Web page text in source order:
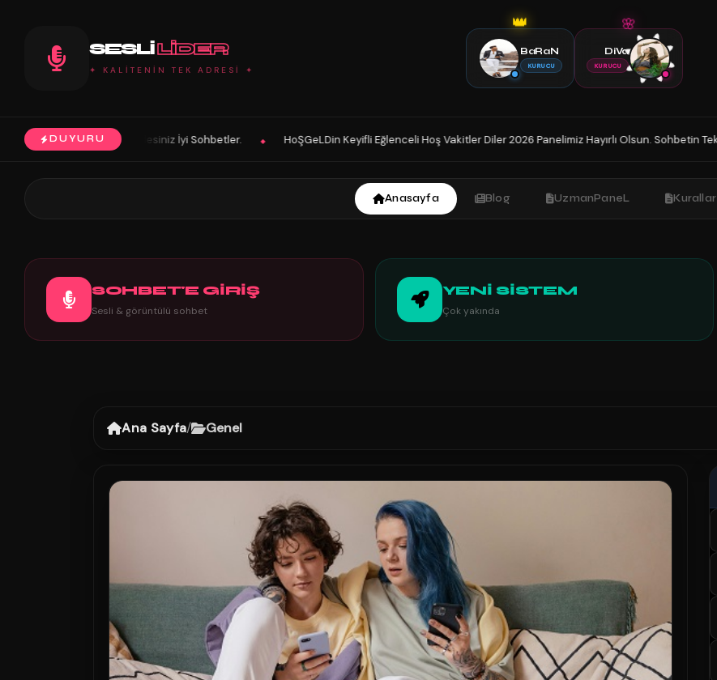
SESLILIDER
✦ KALİTENİN TEK ADRESİ ✦
👑
BaRaN
KURUCU
🌸
DiVa
KURUCU
DUYURU
İyi Sohbetler. ◆ HoŞGeLDin Keyifli Eğlenceli Hoş Vakitler Diler 2026 Panelimiz Hayırlı Olsun. Sohbetin Tek Adresindesiniz İyi Sohbetler.
Anasayfa Blog UzmanPaneL Kurallar
SOHBET'E GİRİŞ
Sesli & görüntülü sohbet
YENİ SİSTEM
Çok yakında
Ana Sayfa/ Genel